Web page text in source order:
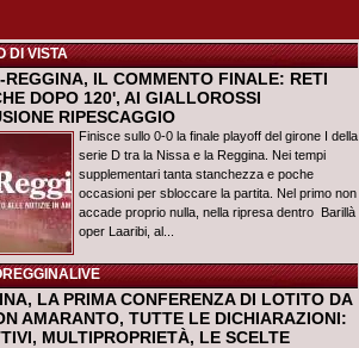
DI VISTA
REGGINA, IL COMMENTO FINALE: RETI
DOPO 120', AI GIALLOROSSI
RIPESCAGGIO
Finisce sullo 0-0 la finale playoff del girone I della
serie D tra la Nissa e la Reggina. Nei tempi
supplementari tanta stanchezza e poche
occasioni per sbloccare la partita. Nel primo non
accade proprio nulla, nella ripresa dentro Barillà
oper Laaribi, al...
LA PRIMA CONFERENZA DI LOTITO DA
AMARANTO, TUTTE LE DICHIARAZIONI:
MULTIPROPRIETÀ, LE SCELTE